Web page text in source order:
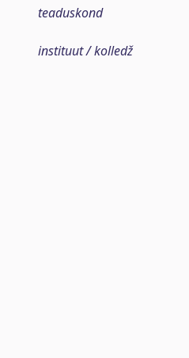
teaduskond
instituut / kolledž